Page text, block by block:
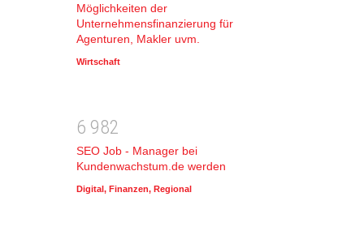
Möglichkeiten der
Unternehmensfinanzierung für
Agenturen, Makler uvm.
Wirtschaft
6 982
SEO Job - Manager bei
Kundenwachstum.de werden
Digital, Finanzen, Regional